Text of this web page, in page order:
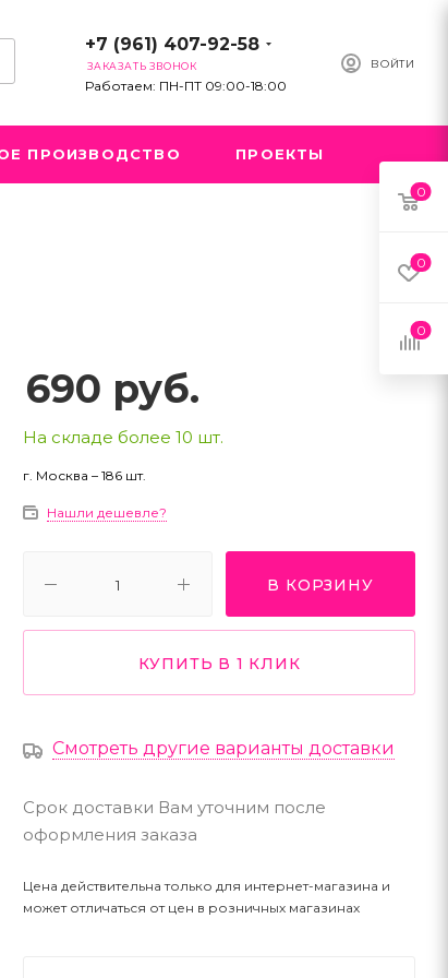
ВОЙТИ
+7 (961) 407-92-58
ЗАКАЗАТЬ ЗВОНОК
Работаем: ПН-ПТ 09:00-18:00
ПРОИЗВОДСТВО ПРОЕКТЫ
690 руб.
На складе более 10 шт.
г. Москва – 186 шт.
Нашли дешевле?
В КОРЗИНУ
КУПИТЬ В 1 КЛИК
Смотреть другие варианты доставки
Срок доставки Вам уточним после
оформления заказа
Цена действительна только для интернет-магазина и
может отличаться от цен в розничных магазинах
0
0
0